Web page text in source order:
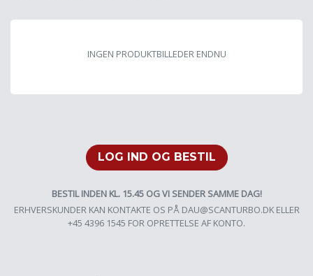
INGEN PRODUKTBILLEDER ENDNU
LOG IND OG BESTIL
BESTIL INDEN KL. 15.45 OG VI SENDER SAMME DAG!
ERHVERSKUNDER KAN KONTAKTE OS PÅ DAU@SCANTURBO.DKELLER
+45 4396 1545 FOR OPRETTELSE AF KONTO.